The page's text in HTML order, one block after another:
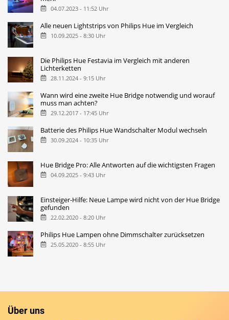
04.07.2023 - 11:52 Uhr
Alle neuen Lightstrips von Philips Hue im Vergleich
10.09.2025 - 8:30 Uhr
Die Philips Hue Festavia im Vergleich mit anderen
Lichterketten
28.11.2024 - 9:15 Uhr
Wann wird eine zweite Hue Bridge notwendig und worauf
muss man achten?
29.12.2017 - 17:45 Uhr
Batterie des Philips Hue Wandschalter Modul wechseln
30.09.2024 - 10:35 Uhr
Hue Bridge Pro: Alle Antworten auf die wichtigsten Fragen
04.09.2025 - 9:43 Uhr
Einsteiger-Hilfe: Neue Lampe wird nicht von der Hue Bridge
gefunden
22.02.2020 - 8:20 Uhr
Philips Hue Lampen ohne Dimmschalter zurücksetzen
25.05.2020 - 8:55 Uhr
Über uns